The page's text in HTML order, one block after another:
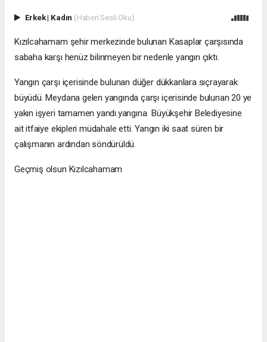
Erkek| Kadın (Haberi Sesli Oku)
Kızılcahamam şehir merkezinde bulunan Kasaplar çarşısında
sabaha karşı henüz bilinmeyen bir nedenle yangın çıktı.
Yangın çarşı içerisinde bulunan düğer dükkanlara sıçrayarak
büyüdü. Meydana gelen yangında çarşı içerisinde bulunan 20 ye
yakın işyeri tamamen yandı.yangına Büyükşehir Belediyesine
ait itfaiye ekipleri müdahale etti. Yangın iki saat süren bir
çalışmanın ardından söndürüldü.
Geçmiş olsun Kızılcahamam